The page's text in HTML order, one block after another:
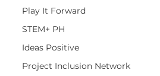
Play It Forward
STEM+ PH
Ideas Positive
Project Inclusion Network